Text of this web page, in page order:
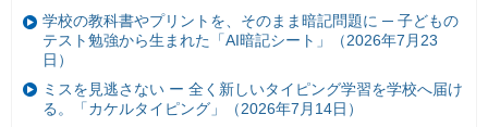
学校の教科書やプリントを、そのまま暗記問題に ─ 子どもの
テスト勉強から生まれた「AI暗記シート」（2026年7月23
日）
ミスを見逃さない ー 全く新しいタイピング学習を学校へ届け
る。「カケルタイピング」（2026年7月14日）